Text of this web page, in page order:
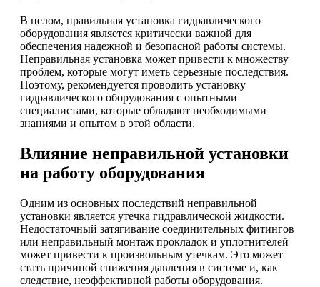
В целом, правильная установка гидравлического
оборудования является критически важной для
обеспечения надежной и безопасной работы системы.
Неправильная установка может привести к множеству
проблем, которые могут иметь серьезные последствия.
Поэтому, рекомендуется проводить установку
гидравлического оборудования с опытными
специалистами, которые обладают необходимыми
знаниями и опытом в этой области.
Влияние неправильной установки
на работу оборудования
Одним из основных последствий неправильной
установки является утечка гидравлической жидкости.
Недостаточный затягивание соединительных фитингов
или неправильный монтаж прокладок и уплотнителей
может привести к произвольным утечкам. Это может
стать причиной снижения давления в системе и, как
следствие, неэффективной работы оборудования.